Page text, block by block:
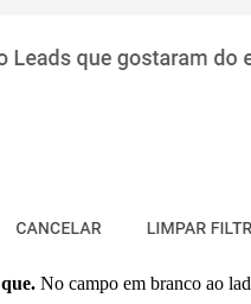
No campo em branco ao